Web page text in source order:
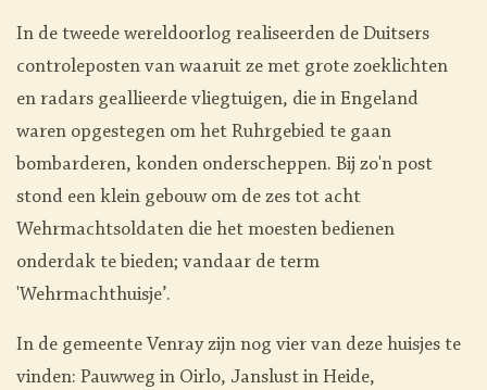
In de tweede wereldoorlog realiseerden de Duitsers
controleposten van waaruit ze met grote zoeklichten
en radars geallieerde vliegtuigen, die in Engeland
waren opgestegen om het Ruhrgebied te gaan
bombarderen, konden onderscheppen. Bij zo'n post
stond een klein gebouw om de zes tot acht
Wehrmachtsoldaten die het moesten bedienen
onderdak te bieden; vandaar de term
'Wehrmachthuisje’.
In de gemeente Venray zijn nog vier van deze huisjes te
vinden: Pauwweg in Oirlo, Janslust in Heide,